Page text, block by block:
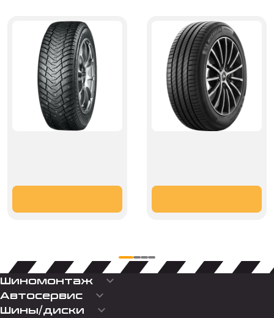
Шиномонтаж keyboard_arrow_down
Автосервис keyboard_arrow_down
Шины/диски keyboard_arrow_down